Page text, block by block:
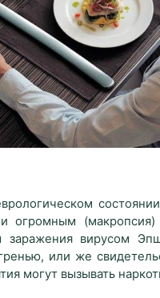
огромным
вирусом
или же
могут вызывать